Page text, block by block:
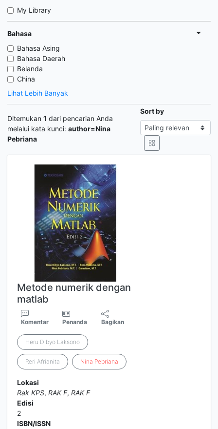
My Library
Bahasa
Bahasa Asing
Bahasa Daerah
Belanda
China
Lihat Lebih Banyak
Ditemukan 1 dari pencarian Anda
melalui kata kunci: author=Nina
Pebriana
Sort by
Metode numerik dengan
matlab
Komentar Penanda Bagikan
Heru Dibyo Laksono
Reri Afrianita Nina Pebriana
Lokasi
Rak KPS, RAK F, RAK F
Edisi
2
ISBN/ISSN